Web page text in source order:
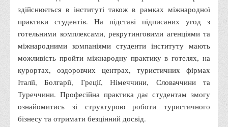
Smart Electronic Learning
Репозиторій
Структура
Адміністрація
Обліково-фінансовий
Торгівлі, маркетингу та сфери обслуговування
здійснюється в інституті також в рамках міжнародної
практики студентів. На підставі підписаних угод з
готельними комплексами, рекрутинговими агенціями та
міжнародними компаніями студенти інституту мають
можливість пройти міжнародну практику в готелях, на
курортах, оздоровчих центрах, туристичних фірмах
Італії, Болгарії, Греції, Німеччини, Словаччини та
Туреччини. Професійна практика дає студентам змогу
ознайомитись зі структурою роботи туристичного
бізнесу та отримати безцінний досвід.